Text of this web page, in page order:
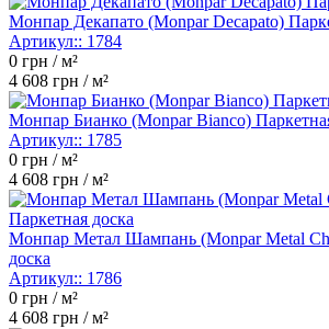
Монпар Декапато (Monpar Decapato)
Артикул:: 1784
0 грн / м²
4 608 грн / м²
Монпар Бианко (Monpar Bianco)
Артикул:: 1785
0 грн / м²
4 608 грн / м²
Монпар Метал Шампань (Monpar Metal
доска
Артикул:: 1786
0 грн / м²
4 608 грн / м²